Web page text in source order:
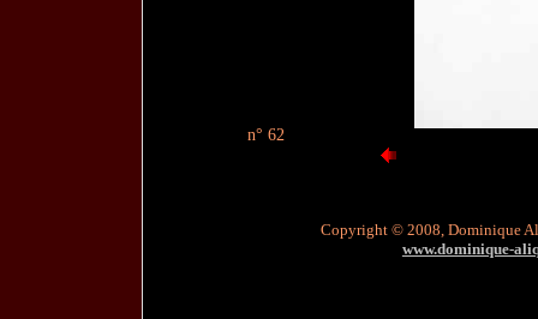
n° 62
Copyright © 2008, Dominique
www.dominique-